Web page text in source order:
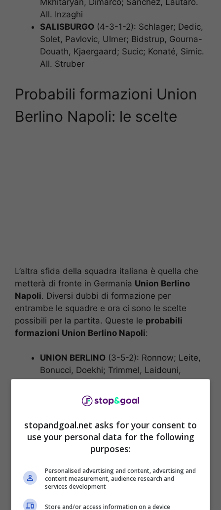
Mkhitaryan, Dimarco; Sanchez, Lautaro.
All. Inzaghi
SALISBURGO (4-3-1-2): Schlager; Dedic,
Solet, Pavlovic, Ulmer; Bidstrup, Gourna-
Douath, Kjaergaard; Sucic; Konaté, Simic.
All. Struber
Probabili formazioni Union
Berlino Napoli: le scelte
L’altra sfida della squadra italiana è quella che
metterà di fronte in Germania Union Berlino
Napoli. Diversi dubbi di formazione per
entrambe le squadre e ora ci sono le scelte
possibili per la partita. Queste le probabili
formazioni Union Berlino Napoli:
UNION BERLINO (3-5-2): Ronnow; Leite,
Bonucci, Doekhi; Trimmel, Laidouni,
Khedira, Haberer, Gosens; Becker,
Behrens. All. Fischer
(4-3-3): Meret; Di Lorenzo,
Rrahmani, Natan, Mario Rui; Cajuste,
Lobotka, Zielinski; Politano, Raspadori,
Kvaratskhelia. All. Garcia
Probabili formazioni PSG
Milan
stopandgoal.net asks for your consent to
use your personal data for the following
purposes:
Personalised advertising and content, advertising and
content measurement, audience research and
services development
Store and/or access information on a device